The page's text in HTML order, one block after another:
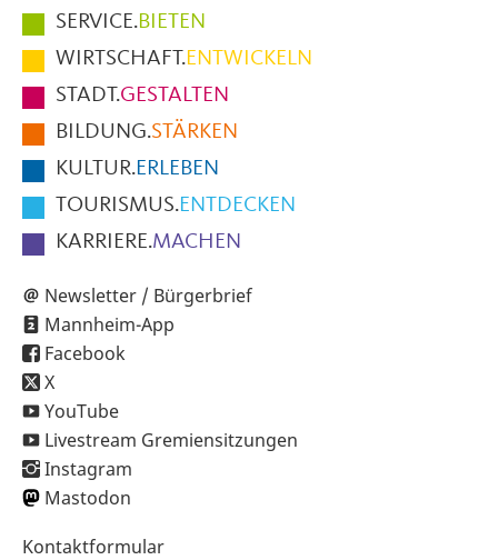
Hauptmenüpunkte
im
Fußbereich
der
Seite
SERVICE.BIETEN
WIRTSCHAFT.ENTWICKELN
STADT.GESTALTEN
BILDUNG.STÄRKEN
KULTUR.ERLEBEN
TOURISMUS.ENTDECKEN
KARRIERE.MACHEN
Newsletter / Bürgerbrief
Mannheim-App
Facebook
X
YouTube
Livestream Gremiensitzungen
Instagram
Mastodon
Sekundärnavigation
Kontaktformular